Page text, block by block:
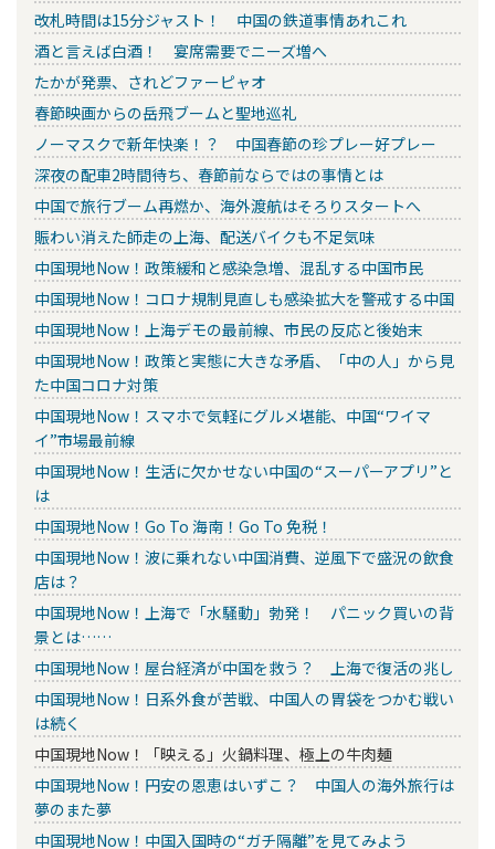
改札時間は15分ジャスト！ 中国の鉄道事情あれこれ
酒と言えば白酒！ 宴席需要でニーズ増へ
たかが発票、されどファーピャオ
春節映画からの岳飛ブームと聖地巡礼
ノーマスクで新年快楽！？ 中国春節の珍プレー好プレー
深夜の配車2時間待ち、春節前ならではの事情とは
中国で旅行ブーム再燃か、海外渡航はそろりスタートへ
賑わい消えた師走の上海、配送バイクも不足気味
中国現地Now！政策緩和と感染急増、混乱する中国市民
中国現地Now！コロナ規制見直しも感染拡大を警戒する中国
中国現地Now！上海デモの最前線、市民の反応と後始末
中国現地Now！政策と実態に大きな矛盾、「中の人」から見
た中国コロナ対策
中国現地Now！スマホで気軽にグルメ堪能、中国“ワイマ
イ”市場最前線
中国現地Now！生活に欠かせない中国の“スーパーアプリ”と
は
中国現地Now！Go To 海南！Go To 免税！
中国現地Now！波に乗れない中国消費、逆風下で盛況の飲食
店は？
中国現地Now！上海で「水騒動」勃発！ パニック買いの背
景とは……
中国現地Now！屋台経済が中国を救う？ 上海で復活の兆し
中国現地Now！日系外食が苦戦、中国人の胃袋をつかむ戦い
は続く
中国現地Now！「映える」火鍋料理、極上の牛肉麺
中国現地Now！円安の恩恵はいずこ？ 中国人の海外旅行は
夢のまた夢
中国現地Now！中国入国時の“ガチ隔離”を見てみよう